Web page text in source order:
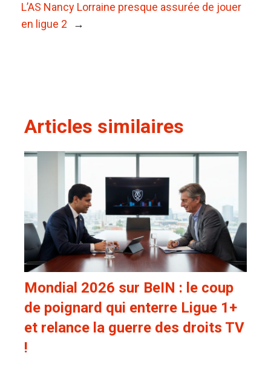
L’AS Nancy Lorraine presque assurée de jouer
en ligue 2
→
Articles similaires
Mondial 2026 sur BeIN : le coup
de poignard qui enterre Ligue 1+
et relance la guerre des droits TV
!